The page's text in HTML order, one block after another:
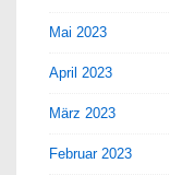
Mai 2023
April 2023
März 2023
Februar 2023